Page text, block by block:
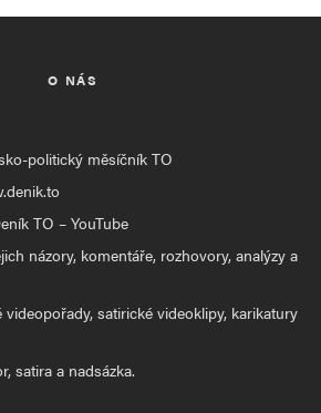
O NÁS
politický měsíčník TO
TO – YouTube
názory, komentáře, rozhovory, analýzy a
satirické videoklipy, karikatury
satira a nadsázka.